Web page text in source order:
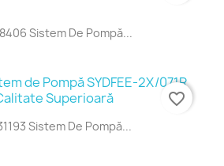
Sistem De Pompă...
Sistem De Pompă...
favorite_border